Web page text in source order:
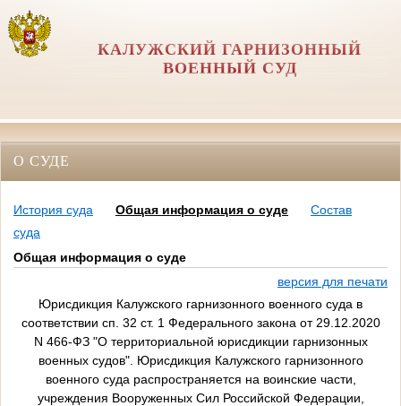
КАЛУЖСКИЙ ГАРНИЗОННЫЙ
ВОЕННЫЙ СУД
О СУДЕ
История суда Общая информация о суде
Состав
суда
Общая информация о суде
версия для печати
Юрисдикция Калужского гарнизонного военного суда в
соответствии сп. 32 ст. 1 Федерального закона от 29.12.2020
N 466-ФЗ "О территориальной юрисдикции гарнизонных
военных судов". Юрисдикция Калужскогогарнизонного
военного суда распространяется на воинские части,
учреждения Вооруженных Сил Российской Федерации,